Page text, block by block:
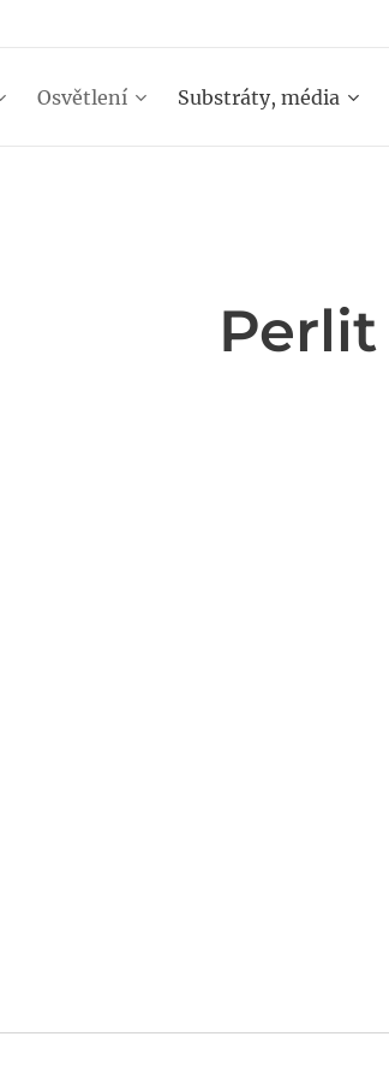
Osvětlení Substráty, média
Perlit